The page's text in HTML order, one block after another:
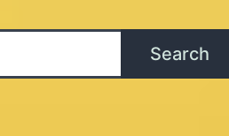
Search